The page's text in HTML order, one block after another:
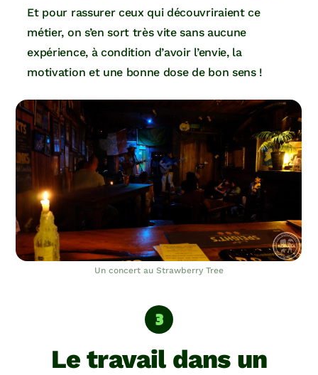
Et pour rassurer ceux qui découvriraient ce
métier, on s’en sort très vite sans aucune
expérience, à condition d’avoir l’envie, la
motivation et une bonne dose de bon sens !
Un concert au Strawberry Tree
Le travail dans un